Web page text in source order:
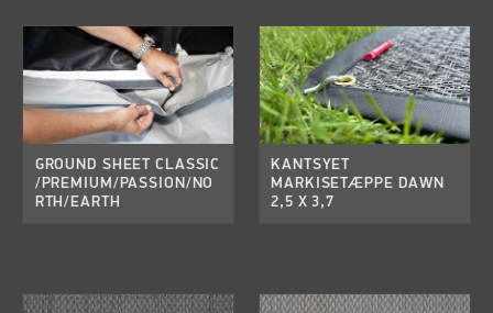
GROUND SHEET CLASSIC
/PREMIUM/PASSION/NO
RTH/EARTH
KANTSYET
MARKISETÆPPE DAWN
2,5 X 3,7